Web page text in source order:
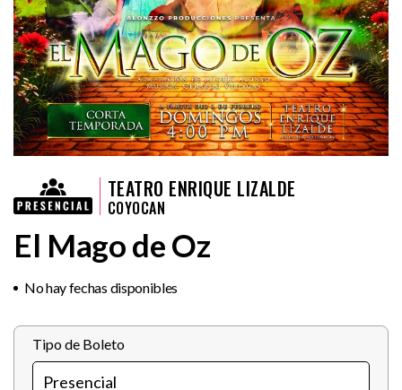
TEATRO ENRIQUE LIZALDE
COYOCAN
El Mago de Oz
No hay fechas disponibles
Tipo de Boleto